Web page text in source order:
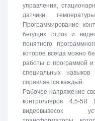
управления,
датчики:
Программирование
бегущих строк и
понятного
которое всегда можно
работы с программой и
специальных
справляется каждый.
Рабочее напряжение
контроллеров 4,5-
видеовывесок